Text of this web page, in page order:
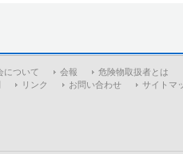
について 会報
危険物取扱者とは
リンク お問い合わせ サイトマ